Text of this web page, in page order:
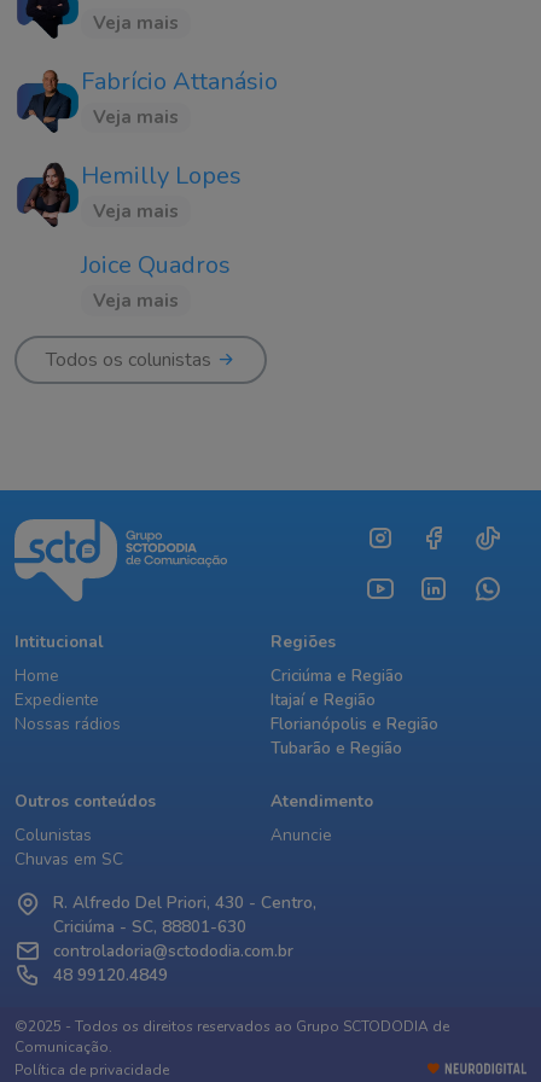
Veja mais
Fabrício Attanásio
Veja mais
Hemilly Lopes
Veja mais
Joice Quadros
Veja mais
Todos os colunistas
Intitucional
Home
Expediente
Nossas rádios
Regiões
Criciúma e Região
Itajaí e Região
Florianópolis e Região
Tubarão e Região
Outros conteúdos
Colunistas
Chuvas em SC
Atendimento
Anuncie
R. Alfredo Del Priori, 430 - Centro,
Criciúma - SC, 88801-630
controladoria@sctododia.com.br
48 99120.4849
©2025 - Todos os direitos reservados ao Grupo SCTODODIA de
Comunicação.
Política de privacidade